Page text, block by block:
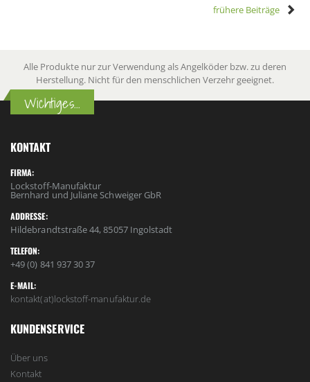
frühere Beiträge
Alle Produkte nur zur Verwendung als Angelköder bzw. zu deren
Herstellung. Nicht für den menschlichen Verzehr geeignet.
Wichtiges...
KONTAKT
FIRMA:
Lockstoff-Manufaktur
Bernhard und Juliane Schweiger GbR
ADDRESSE:
Hildebrandtstraße 44, 85057 Ingolstadt
TELEFON:
+49 (0) 841 937 30 37
E-MAIL:
kontakt(at)lockstoff-manufaktur.de
KUNDENSERVICE
Über uns
Kontakt